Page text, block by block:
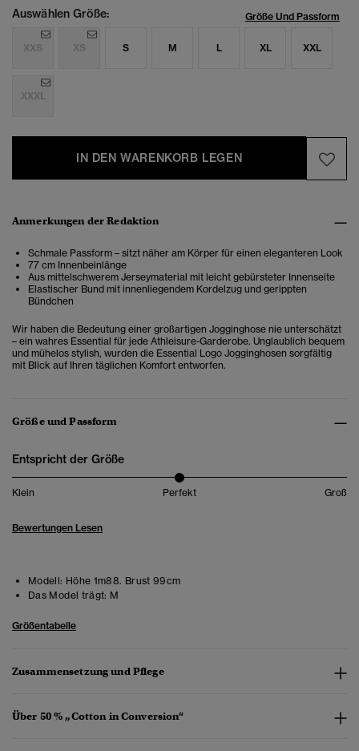
Auswählen Größe: Größe Und Passform
XXS XS S M L XL XXL
XXXL
IN DEN WARENKORB LEGEN
Anmerkungen der Redaktion
Schmale Passform – sitzt näher am Körper für einen eleganteren Look
77 cm Innenbeinlänge
Aus mittelschwerem Jerseymaterial mit leicht gebürsteter Innenseite
Elastischer Bund mit innenliegendem Kordelzug und gerippten
Bündchen
Wir haben die Bedeutung einer großartigen Jogginghose nie unterschätzt
– ein wahres Essential für jede Athleisure-Garderobe. Unglaublich bequem
und mühelos stylish, wurden die Essential Logo Jogginghosen sorgfältig
mit Blick auf Ihren täglichen Komfort entworfen.
Größe und Passform
Entspricht der Größe
Klein Perfekt Groß
Bewertungen Lesen
Modell: Höhe 1m88. Brust 99cm
Das Model trägt: M
Größentabelle
Zusammensetzung und Pflege
Über 50 % „Cotton in Conversion“